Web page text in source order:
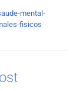
mental-
fisicos